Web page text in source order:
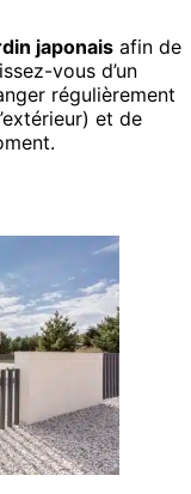
japonais afin de
vous d’un
régulièrement
et de